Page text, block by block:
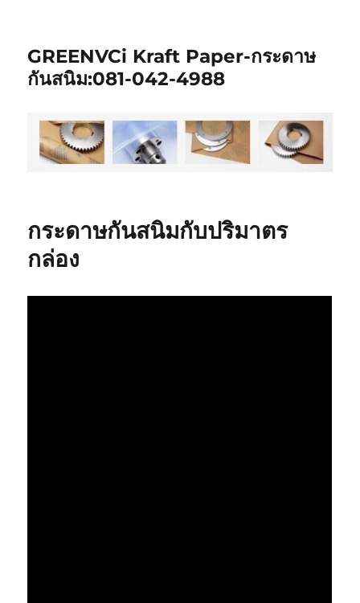
GREENVCi Kraft Paper-กระดาษ
กันสนิม:081-042-4988
กระดาษกันสนิมกับปริมาตร
กล่อง